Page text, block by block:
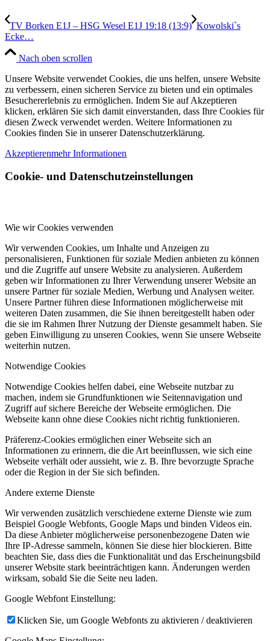
TV Borken E1J – HSG Wesel E1J 19:18 (13:9) Kowolski`s
Ecke…
Nach oben scrollen
Unsere Website verwendet Cookies, die uns helfen, unsere Website
zu verbessern, einen sicheren Service zu bieten und ein optimales
Besuchererlebnis zu ermöglichen. Indem Sie auf Akzeptieren
klicken, erklären Sie sich damit einverstanden, dass Ihre Cookies für
diesen Zweck verwendet werden. Weitere Informationen zu
Cookies finden Sie in unserer Datenschutzerklärung.
Akzeptierenmehr Informationen
Cookie- und Datenschutzeinstellungen
Wie wir Cookies verwenden
Wir verwenden Cookies, um Inhalte und Anzeigen zu
personalisieren, Funktionen für soziale Medien anbieten zu können
und die Zugriffe auf unsere Website zu analysieren. Außerdem
geben wir Informationen zu Ihrer Verwendung unserer Website an
unsere Partner für soziale Medien, Werbung und Analysen weiter.
Unsere Partner führen diese Informationen möglicherweise mit
weiteren Daten zusammen, die Sie ihnen bereitgestellt haben oder
die sie im Rahmen Ihrer Nutzung der Dienste gesammelt haben. Sie
geben Einwilligung zu unseren Cookies, wenn Sie unsere Webseite
weiterhin nutzen.
Notwendige Cookies
Notwendige Cookies helfen dabei, eine Webseite nutzbar zu
machen, indem sie Grundfunktionen wie Seitennavigation und
Zugriff auf sichere Bereiche der Webseite ermöglichen. Die
Webseite kann ohne diese Cookies nicht richtig funktionieren.
Präferenz-Cookies ermöglichen einer Webseite sich an
Informationen zu erinnern, die die Art beeinflussen, wie sich eine
Webseite verhält oder aussieht, wie z. B. Ihre bevorzugte Sprache
oder die Region in der Sie sich befinden.
Andere externe Dienste
Wir verwenden zusätzlich verschiedene externe Dienste wie zum
Beispiel Google Webfonts, Google Maps und binden Videos ein.
Da diese Anbieter möglicherweise personenbezogene Daten wie
Ihre IP-Adresse sammeln, können Sie diese hier blockieren. Bitte
beachten Sie, dass dies die Funktionalität und das Erscheinungsbild
unserer Website stark beeinträchtigen kann. Änderungen werden
wirksam, sobald Sie die Seite neu laden.
Google Webfont Einstellung:
Klicken Sie, um Google Webfonts zu aktivieren / deaktivieren